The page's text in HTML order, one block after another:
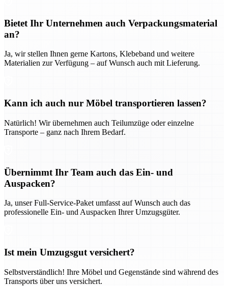
Bietet Ihr Unternehmen auch Verpackungsmaterial
an?
Ja, wir stellen Ihnen gerne Kartons, Klebeband und weitere
Materialien zur Verfügung – auf Wunsch auch mit Lieferung.
Kann ich auch nur Möbel transportieren lassen?
Natürlich! Wir übernehmen auch Teilumzüge oder einzelne
Transporte – ganz nach Ihrem Bedarf.
Übernimmt Ihr Team auch das Ein- und
Auspacken?
Ja, unser Full-Service-Paket umfasst auf Wunsch auch das
professionelle Ein- und Auspacken Ihrer Umzugsgüter.
Ist mein Umzugsgut versichert?
Selbstverständlich! Ihre Möbel und Gegenstände sind während des
Transports über uns versichert.